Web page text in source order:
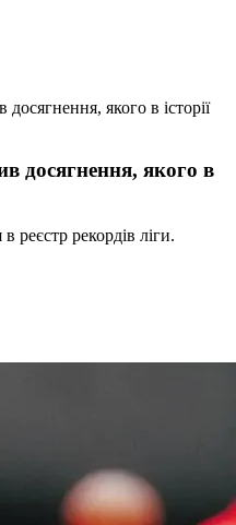
якого в історії
досягнення, якого в
реєстр рекордів ліги.